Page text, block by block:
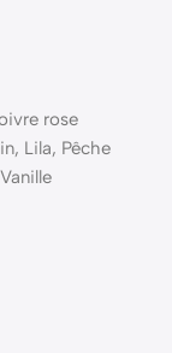
rose
Lila, Pêche